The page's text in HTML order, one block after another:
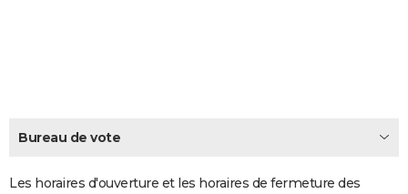
CARTE DE VOEUX
Bureau de vote
Les horaires d'ouverture et les horaires de fermeture des